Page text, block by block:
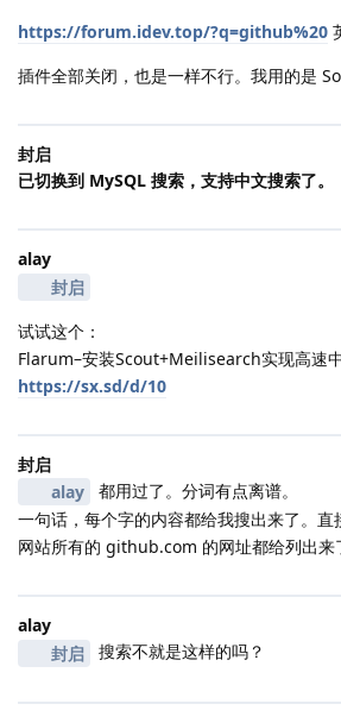
https://forum.idev.top/?q=github%20
插件全部关闭，也是一样不行。我用的是
封启
已切换到 MySQL 搜索，支持中文搜索了。
alay
封启
试试这个：
Flarum–安装Scout+Meilisearch实现高速
https://sx.sd/d/10
封启
alay
都用过了。分词有点离谱。
一句话，每个字的内容都给我搜出来了。
网站所有的 github.com 的网址都给列出来
alay
封启
搜索不就是这样的吗？